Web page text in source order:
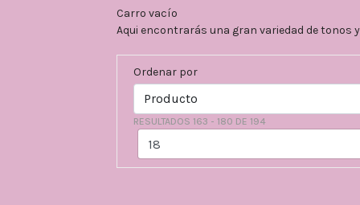
Carro vacío
Aqui encontrarás una gran variedad de tonos
Ordenar por
RESULTADOS 163 - 180 DE 194